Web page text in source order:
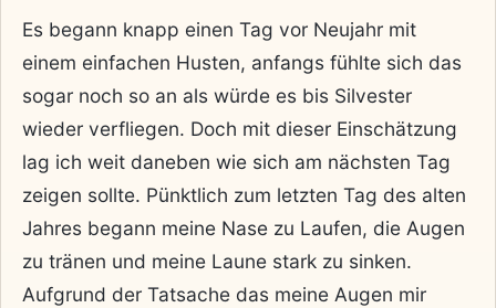
Es begann knapp einen Tag vor Neujahr mit
einem einfachen Husten, anfangs fühlte sich das
sogar noch so an als würde es bis Silvester
wieder verfliegen. Doch mit dieser Einschätzung
lag ich weit daneben wie sich am nächsten Tag
zeigen sollte. Pünktlich zum letzten Tag des alten
Jahres begann meine Nase zu Laufen, die Augen
zu tränen und meine Laune stark zu sinken.
Aufgrund der Tatsache das meine Augen mir